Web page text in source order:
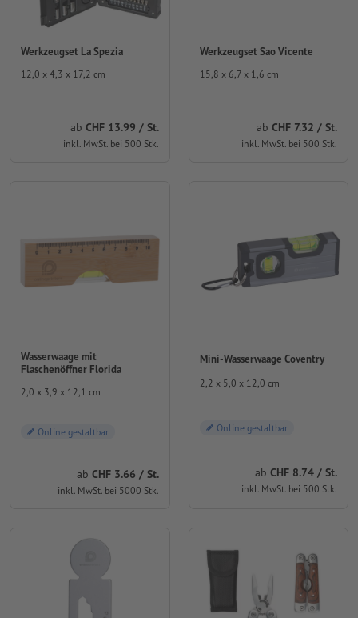
Werkzeugset La Spezia
12,0 x 4,3 x 17,2 cm
ab CHF 13.99 / St.
inkl. MwSt. bei 500 Stk.
Werkzeugset Sao Vicente
15,8 x 6,7 x 1,6 cm
ab CHF 7.32 / St.
inkl. MwSt. bei 500 Stk.
Wasserwaage mit
Flaschenöffner Florida
2,0 x 3,9 x 12,1 cm
Online gestaltbar
ab CHF 3.66 / St.
inkl. MwSt. bei 5000 Stk.
Mini-Wasserwaage Coventry
2,2 x 5,0 x 12,0 cm
Online gestaltbar
ab CHF 8.74 / St.
inkl. MwSt. bei 500 Stk.